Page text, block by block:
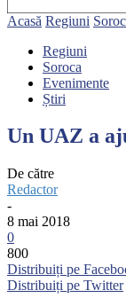
Acasă Regiuni
Regiuni
Soroca
Evenimente
Știri
Un UAZ a
De către
Redactor
-
8 mai 2018
0
800
Distribuiți pe
Distribuiți pe Twitter